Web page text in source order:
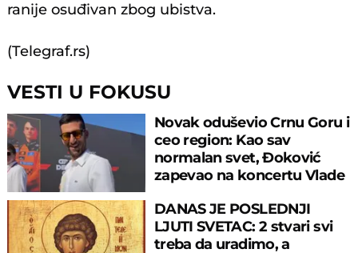
ranije osuđivan zbog ubistva.
(Telegraf.rs)
VESTI U FOKUSU
Novak oduševio Crnu Goru i
ceo region: Kao sav
normalan svet, Đoković
zapevao na koncertu Vlade
DANAS JE POSLEDNJI
LJUTI SVETAC: 2 stvari svi
treba da uradimo, a